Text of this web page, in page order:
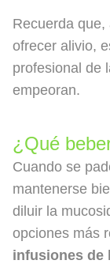
Recuerda
ofrecer alivio,
profesional de
empeoran.
¿Qué
Cuando se
mantenerse
diluir la
opciones más
infusiones de